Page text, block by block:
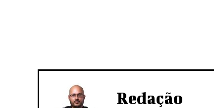
Redação